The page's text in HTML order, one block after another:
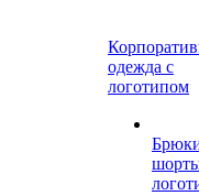
одежда с
логотипом